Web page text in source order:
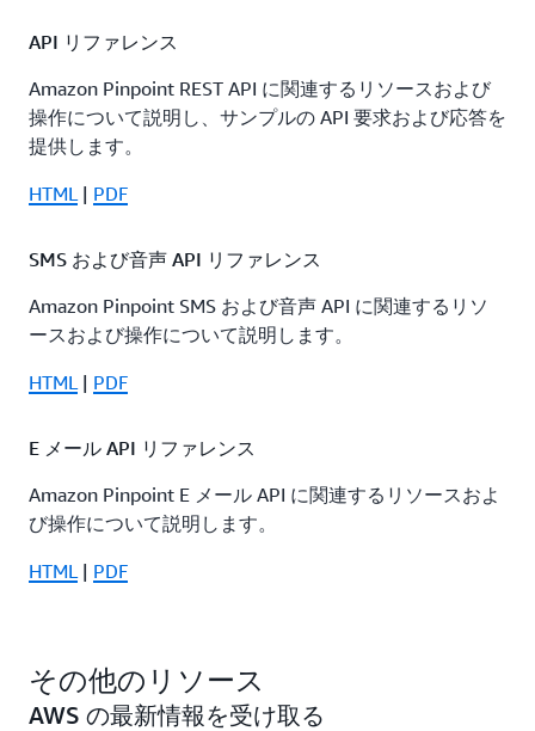
API リファレンス
Amazon Pinpoint REST API に関連するリソースおよび
操作について説明し、サンプルの API 要求および応答を
提供します。
HTML| PDF
SMS および音声 API リファレンス
Amazon Pinpoint SMS および音声 API に関連するリソ
ースおよび操作について説明します。
HTML| PDF
E メール API リファレンス
Amazon Pinpoint E メール API に関連するリソースおよ
び操作について説明します。
HTML| PDF
その他のリソース
AWS の最新情報を受け取る